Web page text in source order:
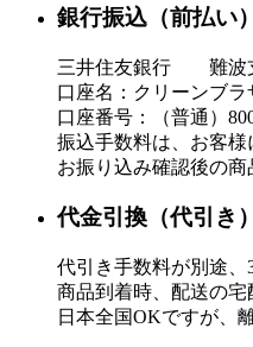
銀行振込（前払い）
三井住友銀行 難波
口座名：クリーンブラ
口座番号：（普通）
振込手数料は、お客様
お振り込み確認後の商
代金引換（代引き）
代引き手数料が別途、
商品到着時、配送の宅
日本全国OKですが、